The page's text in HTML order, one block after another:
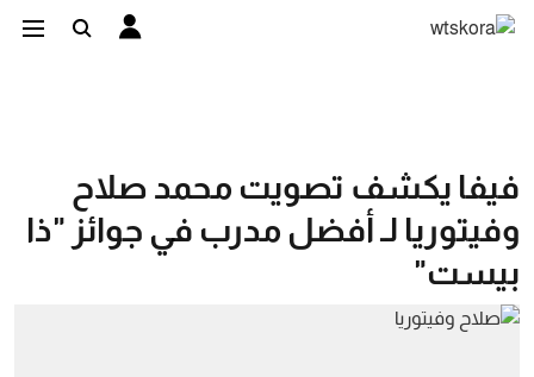
فيفا يكشف تصويت محمد صلاح
وفيتوريا لـ أفضل مدرب في جوائز "ذا
بيست"